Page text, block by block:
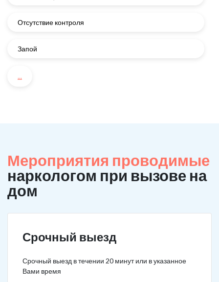
Отсутствие контроля
Запой
...
Мероприятия проводимые
наркологом при вызове на
дом
Срочный выезд
Срочный выезд в течении 20 минут или в указанное
Вами время